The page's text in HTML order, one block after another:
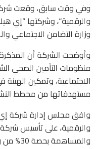
وفي وقت سابق، وقعت شركة
والرقمية”، وشركتها “إي
وزارة التضامن الاجتماعي
وأوضحت الشركة أن
منظومات التأمين الصحي
الاجتماعية، وتمكين الهيئة
مستهدفاتها من مخطط
وافق مجلس إدارة شركة إي
والرقمية، على تأسيس
والمساهمة بحصة 30% من رأس مال الشركة المدفوع.